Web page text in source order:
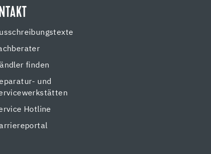
finden
und
Hotline